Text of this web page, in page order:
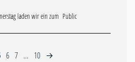
laden wir ein zum Public
6 7 … 10 →